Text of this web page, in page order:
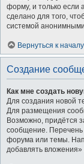
форму, и только если
сделано для того,
системой
Вернуться к началу
Создание
Как мне создать
Для создания новой
Для размещения
Возможно, придётся
сообщение. Перечень
форума или темы.
добавлять вложения»